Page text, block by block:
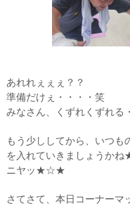
あれれぇぇぇ？？
準備だけぇ・・・・笑
みなさん、くずれくずれる
もう少ししてから、いつも
を入れていきましょうか
ニヤッ★☆★
さてさて、本日コーナーマ